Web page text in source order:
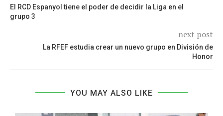
El RCD Espanyol tiene el poder de decidir la Liga en el
grupo 3
next post
La RFEF estudia crear un nuevo grupo en División de
Honor
YOU MAY ALSO LIKE